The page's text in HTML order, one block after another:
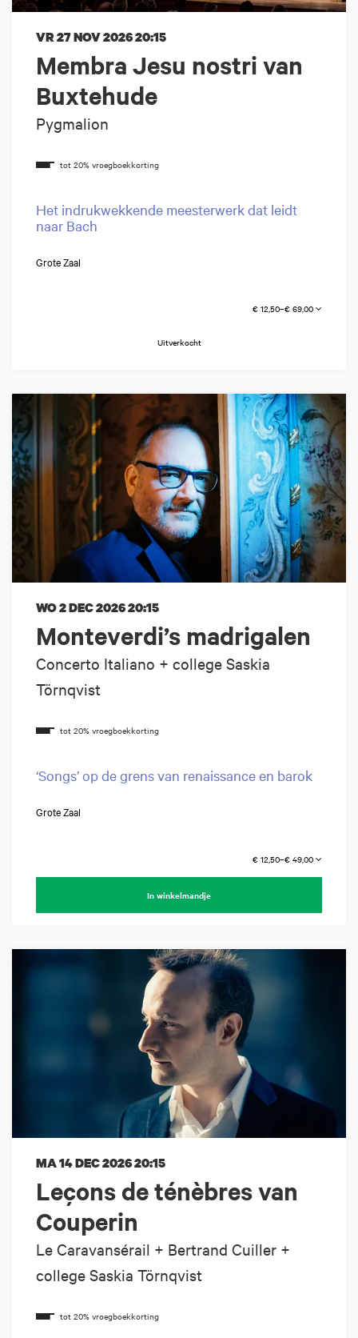
Membra Jesu nostri van
Buxtehude
Pygmalion
VR 27 NOV 202620:15
Het indrukwekkende meesterwerk dat leidt
naar Bach
Grote Zaal
€ 12,50–€ 69,00
Uitverkocht
Monteverdi’s madrigalen
Concerto Italiano + college Saskia
Törnqvist
WO 2 DEC 202620:15
‘Songs’ op de grens van renaissance en barok
Grote Zaal
€ 12,50–€ 49,00
In winkelmandje
Leçons de ténèbres van
Couperin
Le Caravansérail + Bertrand Cuiller +
college Saskia Törnqvist
MA 14 DEC 202620:15